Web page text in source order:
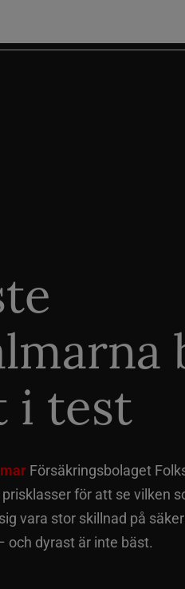
i test
Försäkringsbolaget
för att se vilken
vara stor skillnad på
och dyrast är inte bäst.